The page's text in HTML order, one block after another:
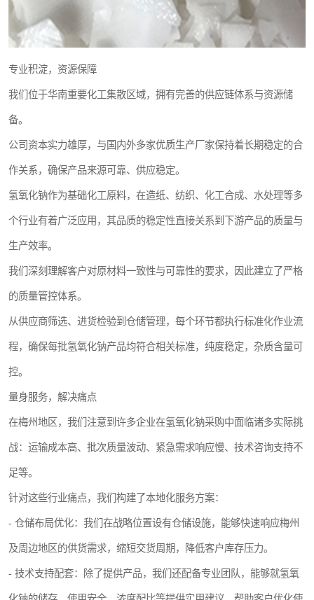
专业积淀，资源保障
我们位于华南重要化工集散区域，拥有完善的供应链体系与资源储
备。
公司资本实力雄厚，与国内外多家优质生产厂家保持着长期稳定的合
作关系，确保产品来源可靠、供应稳定。
氢氧化钠作为基础化工原料，在造纸、纺织、化工合成、水处理等多
个行业有着广泛应用，其品质的稳定性直接关系到下游产品的质量与
生产效率。
我们深刻理解客户对原材料一致性与可靠性的要求，因此建立了严格
的质量管控体系。
从供应商筛选、进货检验到仓储管理，每个环节都执行标准化作业流
程，确保每批氢氧化钠产品均符合相关标准，纯度稳定，杂质含量可
控。
量身服务，解决痛点
在梅州地区，我们注意到许多企业在氢氧化钠采购中面临诸多实际挑
战：运输成本高、批次质量波动、紧急需求响应慢、技术咨询支持不
足等。
针对这些行业痛点，我们构建了本地化服务方案：
- 仓储布局优化：我们在战略位置设有仓储设施，能够快速响应梅州
及周边地区的供货需求，缩短交货周期，降低客户库存压力。
- 技术支持配套：除了提供产品，我们还配备专业团队，能够就氢氧